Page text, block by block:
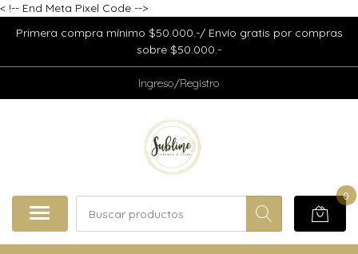
< !-- End Meta Pixel Code -->
Primera compra mínimo $50.000.-/ Envío gratis por compras
sobre $50.000.-
Ingreso/Registro
0